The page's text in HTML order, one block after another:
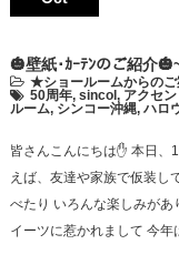
🎃壁紙･ｶｰﾃﾝのご紹介
★ショールームからのご
50周年, sincol, アクセ
ルーム, シンコー沖縄, ハロ
皆さんこんにちは✋ 本日
えば、友達や家族で仮装し
べたり いろんな楽しみが
イーツに惹かれまして 今